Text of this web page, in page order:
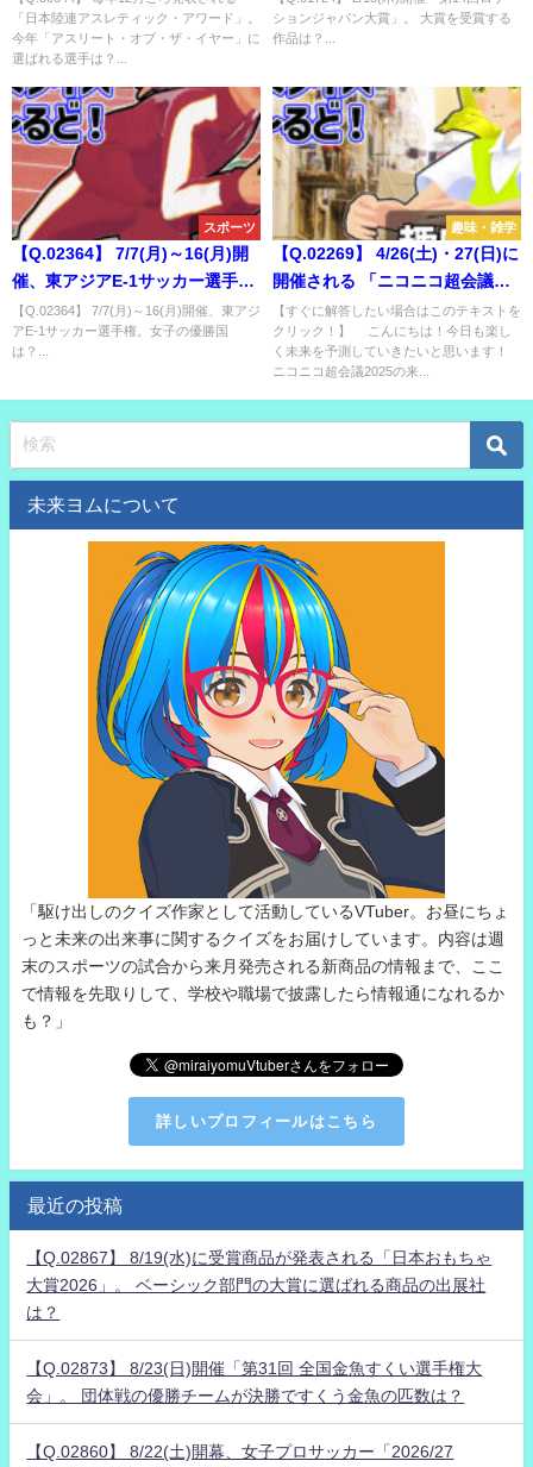
ート・オブ・ザ・イヤー」に選
ばれる選手は？
「日本陸連アスレティック・アワード」。
今年「アスリート・オブ・ザ・イヤー」に
選ばれる選手は？...
ションジャパン大賞」。 大賞を受賞する
作品は？...
スポーツ
【Q.02364】 7/7(月)～16(月)開
催、東アジアE-1サッカー選手
権。女子の優勝国は？
【Q.02364】 7/7(月)～16(月)開催、東アジ
アE-1サッカー選手権。女子の優勝国
は？...
趣味・雑学
【Q.02269】 4/26(土)・27(日)に
開催される 「ニコニコ超会議
2025」２日間合計の会場来場者
数は？
【すぐに解答したい場合はこのテキストを
クリック！】 こんにちは！今日も楽し
く未来を予測していきたいと思います！
ニコニコ超会議2025の来...
未来ヨムについて
「駆け出しのクイズ作家として活動しているVTuber。お昼にちょ
っと未来の出来事に関するクイズをお届けしています。内容は週
末のスポーツの試合から来月発売される新商品の情報まで、ここ
で情報を先取りして、学校や職場で披露したら情報通になれるか
も？」
詳しいプロフィールはこちら
最近の投稿
【Q.02867】 8/19(水)に受賞商品が発表される「日本おもちゃ
大賞2026」。 ベーシック部門の大賞に選ばれる商品の出展社
は？
【Q.02873】 8/23(日)開催「第31回 全国金魚すくい選手権大
会」。 団体戦の優勝チームが決勝ですくう金魚の匹数は？
【Q.02860】 8/22(土)開幕、女子プロサッカー「2026/27